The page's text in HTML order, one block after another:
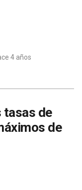
4 años
tasas de
de